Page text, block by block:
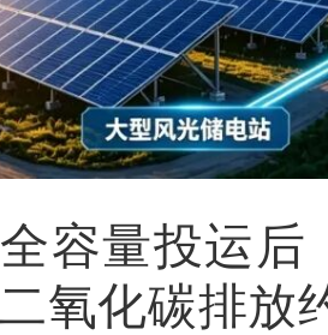
容量投运后
氧化碳排放